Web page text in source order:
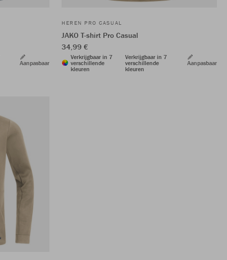
Aanpasbaar
HEREN PRO CASUAL
JAKO T-shirt Pro Casual
34,99 €
Verkrijgbaar in 7
verschillende
kleuren
Verkrijgbaar in 7
verschillende
kleuren
Aanpasbaar